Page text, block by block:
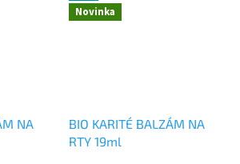
NA
Novinka
BIO KARITÉ BALZÁM NA
RTY 19ml